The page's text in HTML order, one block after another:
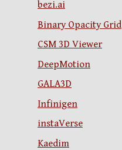
bezi.ai
Binary Opacity Grid
CSM 3D Viewer
DeepMotion
GALA3D
Infinigen
instaVerse
Kaedim